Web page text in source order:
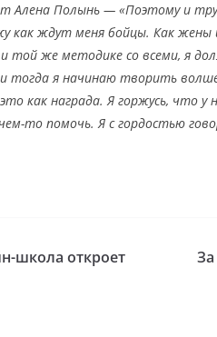
Алена Полынь — «Поэтому и
как ждут меня бойцы. Как
той же методике со всеми, я
тогда я начинаю творить
как награда. Я горжусь, что у
то помочь. Я с гордостью
школа откроет